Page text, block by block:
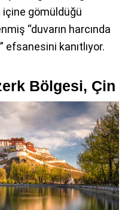
içine gömüldüğü
“duvarın harcında
efsanesini kanıtlıyor.
Bölgesi, Çin